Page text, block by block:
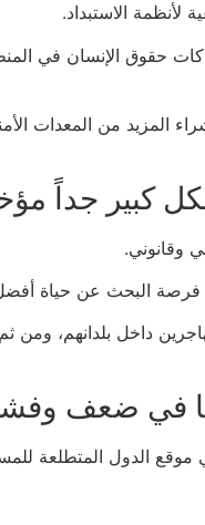
الاستبداد.
حقوق الإنسان في
المزيد من المعدات
كبير جداً
وقانوني.
البحث عن حياة أفضل
داخل بلدانهم، ومن
في ضعف
موقع الدول المتطلعة